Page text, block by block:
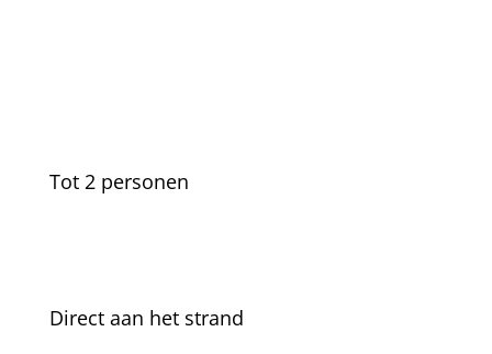
Tot 2 personen
Direct aan het strand